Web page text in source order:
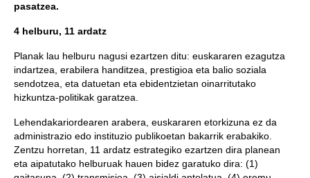
pasatzea.
4 helburu, 11 ardatz
Planak lau helburu nagusi ezartzen ditu: euskararen ezagutza
indartzea, erabilera handitzea, prestigioa eta balio soziala
sendotzea, eta datuetan eta ebidentzietan oinarritutako
hizkuntza-politikak garatzea.
Lehendakariordearen arabera, euskararen etorkizuna ez da
administrazio edo instituzio publikoetan bakarrik erabakiko.
Zentzu horretan, 11 ardatz estrategiko ezartzen dira planean
eta aipatutako helburuak hauen bidez garatuko dira: (1)